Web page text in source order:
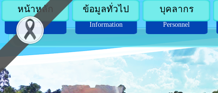
หน้าหลัก
Home
ข้อมูลทั่วไป
Information
บุคลากร
Personnel